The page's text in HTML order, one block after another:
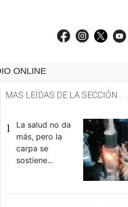
ONLINE
MAS LEÍDAS DE LA SECCIÓN . . .
1
La salud no da
más, pero la
carpa se
sostiene...